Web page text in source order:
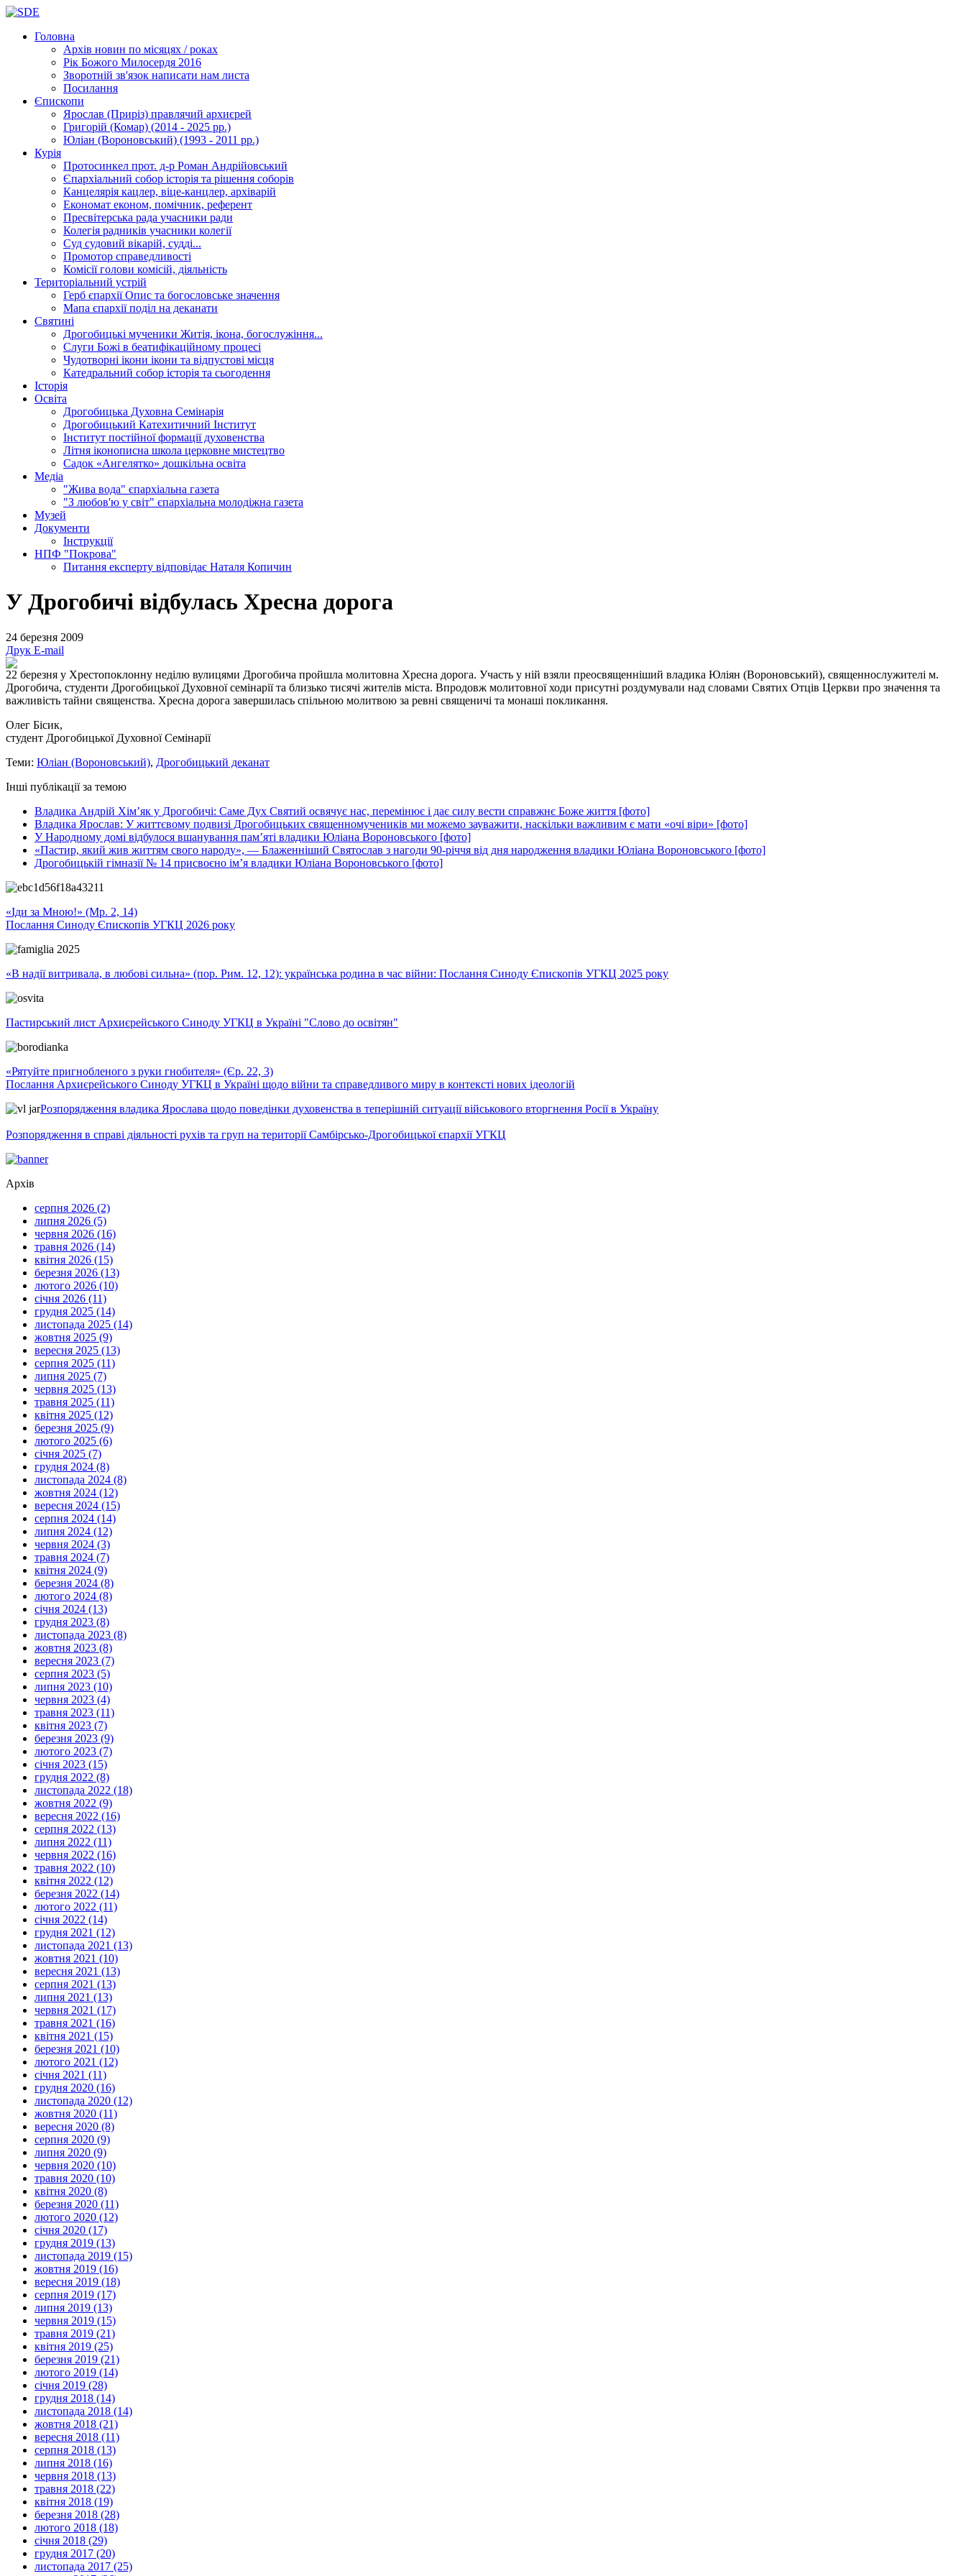
Головна
Архів новин по місяцях / роках
Рік Божого Милосердя 2016
Зворотній зв'язок написати нам листа
Посилання
Єпископи
Ярослав (Приріз) правлячий архиєрей
Григорій (Комар) (2014 - 2025 рр.)
Юліан (Вороновський) (1993 - 2011 рр.)
Курія
Протосинкел прот. д-р Роман Андрійовський
Єпархіальний собор історія та рішення соборів
Канцелярія кацлер, віце-канцлер, архіварій
Економат економ, помічник, референт
Пресвітерська рада учасники ради
Колегія радників учасники колегії
Суд судовий вікарій, судді...
Промотор справедливості
Комісіїголови комісій, діяльність
Територіальний устрій
Герб єпархіїОпис та богословське значення
Мапа єпархіїподіл на деканати
Святині
Дрогобицькі мученики Житія, ікона, богослужіння...
Слуги Божі в беатифікаційному процесі
Чудотворні ікони ікони та відпустові місця
Катедральний собор історія та сьогодення
Історія
Освіта
Дрогобицька Духовна Семінарія
Дрогобицький Катехитичний Інститут
Інститут постійної формації духовенства
Літня іконописна школа церковне мистецтво
Садок «Ангелятко» дошкільна освіта
Медіа
"Жива вода" єпархіальна газета
"З любов'ю у світ" єпархіальна молодіжна газета
Музей
Документи
Інструкції
НПФ "Покрова"
Питання експерту відповідає Наталя Копичин
У Дрогобичі відбулась Хресна дорога
24 березня 2009
Друк E-mail
22 березня у Хрестопоклонну неділю вулицями Дрогобича пройшла молитовна Хресна дорога. Участь у ній взяли преосвященніший владика Юліян (Вороновський), священнослужителі м.
Дрогобича, студенти Дрогобицької Духовної семінарії та близько тисячі жителів міста. Впродовж молитовної ходи присутні роздумували над словами Святих Отців Церкви про значення та
важливість тайни священства. Хресна дорога завершилась спільною молитвою за ревні священичі та монаші покликання.
Олег Бісик,
студент Дрогобицької Духовної Семінарії
Теми: Юліан (Вороновський), Дрогобицький деканат
Інші публікації за темою
Владика Андрій Хім’як у Дрогобичі: Саме Дух Святий освячує нас, перемінює і дає силу вести справжнє Боже життя [фото]
Владика Ярослав: У життєвому подвизі Дрогобицьких священномучеників ми можемо зауважити, наскільки важливим є мати «очі віри» [фото]
У Народному домі відбулося вшанування пам’яті владики Юліана Вороновського [фото]
«Пастир, який жив життям свого народу», — Блаженніший Святослав з нагоди 90-річчя від дня народження владики Юліана Вороновського [фото]
Дрогобицькій гімназії № 14 присвоєно імʼя владики Юліана Вороновського [фото]
«Іди за Мною!» (Мр. 2, 14)
Послання Синоду Єпископів УГКЦ 2026 року
«В надії витривала, в любові сильна» (пор. Рим. 12, 12): українська родина в час війни: Послання Синоду Єпископів УГКЦ 2025 року
Пастирський лист Архиєрейського Синоду УГКЦ в Україні "Слово до освітян"
«Рятуйте пригнобленого з руки гнобителя» (Єр. 22, 3)
Послання Архиєрейського Синоду УГКЦ в Україні щодо війни та справедливого миру в контексті нових ідеологій
Розпорядження владика Ярослава щодо поведінки духовенства в теперішній ситуації військового вторгнення Росії в Україну
Розпорядження в справі діяльності рухів та груп на території Самбірсько-Дрогобицької єпархії УГКЦ
Архів
серпня 2026 (2)
липня 2026 (5)
червня 2026 (16)
травня 2026 (14)
квітня 2026 (15)
березня 2026 (13)
лютого 2026 (10)
січня 2026 (11)
грудня 2025 (14)
листопада 2025 (14)
жовтня 2025 (9)
вересня 2025 (13)
серпня 2025 (11)
липня 2025 (7)
червня 2025 (13)
травня 2025 (11)
квітня 2025 (12)
березня 2025 (9)
лютого 2025 (6)
січня 2025 (7)
грудня 2024 (8)
листопада 2024 (8)
жовтня 2024 (12)
вересня 2024 (15)
серпня 2024 (14)
липня 2024 (12)
червня 2024 (3)
травня 2024 (7)
квітня 2024 (9)
березня 2024 (8)
лютого 2024 (8)
січня 2024 (13)
грудня 2023 (8)
листопада 2023 (8)
жовтня 2023 (8)
вересня 2023 (7)
серпня 2023 (5)
липня 2023 (10)
червня 2023 (4)
травня 2023 (11)
квітня 2023 (7)
березня 2023 (9)
лютого 2023 (7)
січня 2023 (15)
грудня 2022 (8)
листопада 2022 (18)
жовтня 2022 (9)
вересня 2022 (16)
серпня 2022 (13)
липня 2022 (11)
червня 2022 (16)
травня 2022 (10)
квітня 2022 (12)
березня 2022 (14)
лютого 2022 (11)
січня 2022 (14)
грудня 2021 (12)
листопада 2021 (13)
жовтня 2021 (10)
вересня 2021 (13)
серпня 2021 (13)
липня 2021 (13)
червня 2021 (17)
травня 2021 (16)
квітня 2021 (15)
березня 2021 (10)
лютого 2021 (12)
січня 2021 (11)
грудня 2020 (16)
листопада 2020 (12)
жовтня 2020 (11)
вересня 2020 (8)
серпня 2020 (9)
липня 2020 (9)
червня 2020 (10)
травня 2020 (10)
квітня 2020 (8)
березня 2020 (11)
лютого 2020 (12)
січня 2020 (17)
грудня 2019 (13)
листопада 2019 (15)
жовтня 2019 (16)
вересня 2019 (18)
серпня 2019 (17)
липня 2019 (13)
червня 2019 (15)
травня 2019 (21)
квітня 2019 (25)
березня 2019 (21)
лютого 2019 (14)
січня 2019 (28)
грудня 2018 (14)
листопада 2018 (14)
жовтня 2018 (21)
вересня 2018 (11)
серпня 2018 (13)
липня 2018 (16)
червня 2018 (13)
травня 2018 (22)
квітня 2018 (19)
березня 2018 (28)
лютого 2018 (18)
січня 2018 (29)
грудня 2017 (20)
листопада 2017 (25)